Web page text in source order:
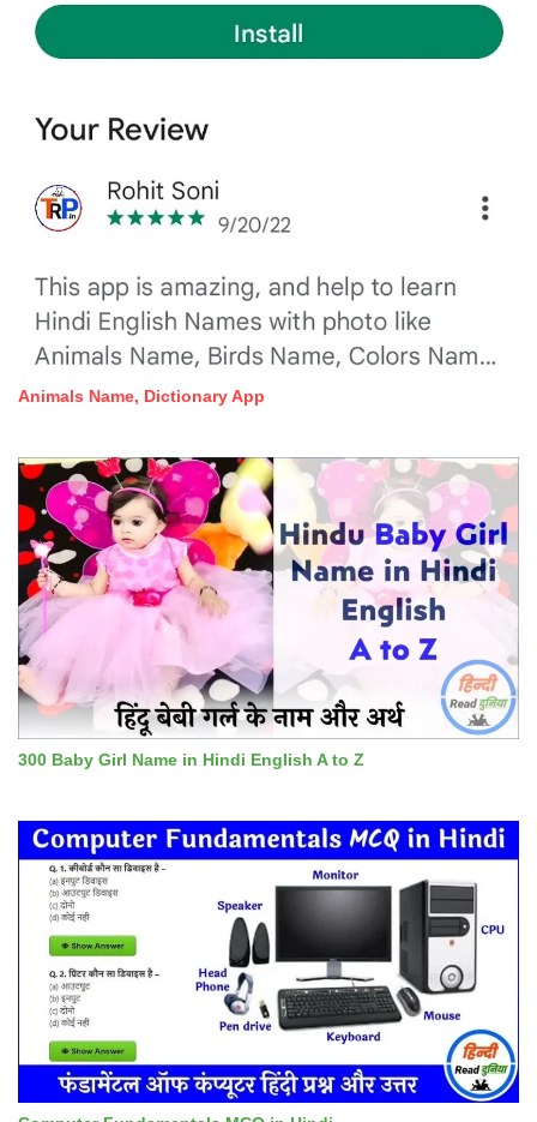
Animals Name, Dictionary App
300 Baby Girl Name in Hindi English A to Z